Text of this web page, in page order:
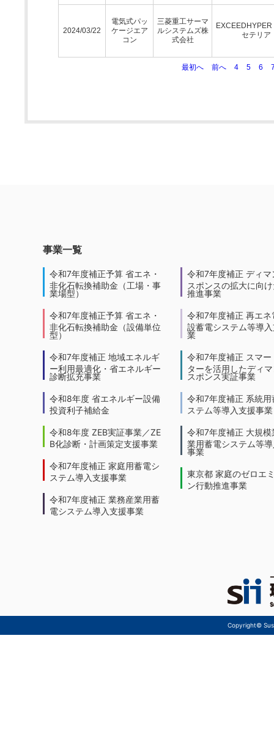
2024/03/22
電気式パッ
ケージエア
コン
三菱重工サーマ
ルシステムズ株
式会社
EXCEEDHYPER
セテリア
最初へ 前へ 4 5 6
事業一覧
令和7年度補正予算 省エネ・
非化石転換補助金（工場・事
業場型）
令和7年度補正予算 省エネ・
非化石転換補助金（設備単位
型）
令和7年度補正 地域エネルギ
ー利用最適化・省エネルギー
診断拡充事業
令和8年度 省エネルギー設備
投資利子補給金
令和8年度 ZEB実証事業／ZE
B化診断・計画策定支援事業
令和7年度補正 家庭用蓄電シ
ステム導入支援事業
令和7年度補正 業務産業用蓄
電システム導入支援事業
令和7年度補正 ディマ
スポンスの拡大に向
推進事業
令和7年度補正 再エネ
設蓄電システム等導
業
令和7年度補正 スマー
ターを活用したディ
スポンス実証事業
令和7年度補正 系統用
ステム等導入支援事業
令和7年度補正 大規模
業用蓄電システム等
事業
東京都 家庭のゼロエ
ン行動推進事業
Copyright©